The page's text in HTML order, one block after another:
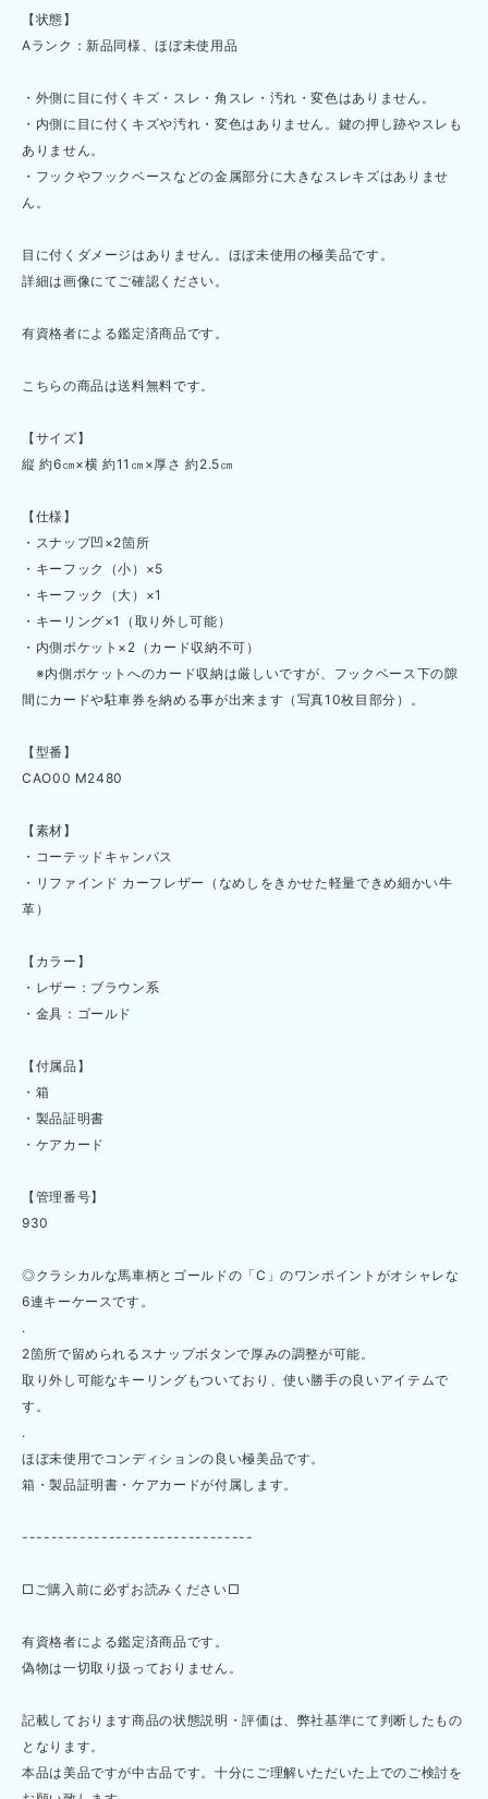
【状態】
Aランク：新品同様、ほぼ未使用品
・外側に目に付くキズ・スレ・角スレ・汚れ・変色はありません。
・内側に目に付くキズや汚れ・変色はありません。鍵の押し跡やスレも
ありません。
・フックやフックベースなどの金属部分に大きなスレキズはありませ
ん。
目に付くダメージはありません。ほぼ未使用の極美品です。
詳細は画像にてご確認ください。
有資格者による鑑定済商品です。
こちらの商品は送料無料です。
【サイズ】
縦 約6㎝×横 約11㎝×厚さ 約2.5㎝
【仕様】
・スナップ凹×2箇所
・キーフック（小）×5
・キーフック（大）×1
・キーリング×1（取り外し可能）
・内側ポケット×2（カード収納不可）
※内側ポケットへのカード収納は厳しいですが、フックベース下の隙
間にカードや駐車券を納める事が出来ます（写真10枚目部分）。
【型番】
CAO00 M2480
【素材】
・コーテッドキャンバス
・リファインド カーフレザー（なめしをきかせた軽量できめ細かい牛
革）
【カラー】
・レザー：ブラウン系
・金具：ゴールド
【付属品】
・箱
・製品証明書
・ケアカード
【管理番号】
930
◎クラシカルな馬車柄とゴールドの「C」のワンポイントがオシャレな
6連キーケースです。
.
2箇所で留められるスナップボタンで厚みの調整が可能。
取り外し可能なキーリングもついており、使い勝手の良いアイテムで
す。
.
ほぼ未使用でコンディションの良い極美品です。
箱・製品証明書・ケアカードが付属します。
--------------------------------
□ご購入前に必ずお読みください□
有資格者による鑑定済商品です。
偽物は一切取り扱っておりません。
記載しております商品の状態説明・評価は、弊社基準にて判断したもの
となります。
本品は美品ですが中古品です。十分にご理解いただいた上でのご検討を